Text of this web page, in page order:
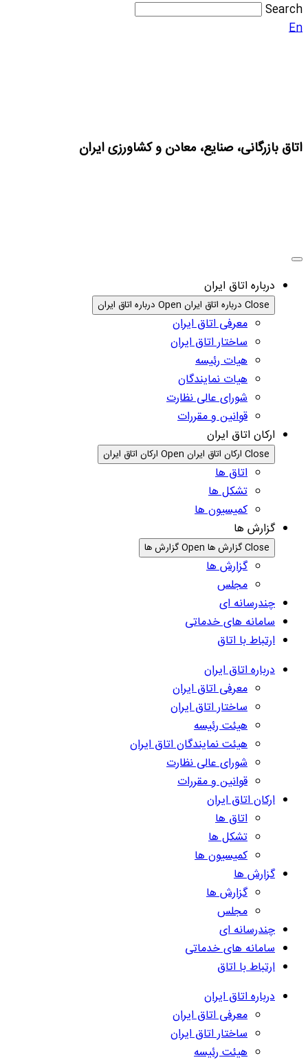
Search
En
اتاق بازرگانی، صنایع، معادن و کشاورزی ایران
درباره اتاق ایران
Close درباره اتاق ایران Open درباره اتاق ایران
معرفی اتاق ایران
ساختار اتاق ایران
هیات رئیسه
هیات نمایندگان
شورای عالی نظارت
قوانین و مقررات
ارکان اتاق ایران
Close ارکان اتاق ایران Open ارکان اتاق ایران
اتاق ها
تشکل ها
کمیسیون ها
گزارش ها
Close گزارش ها Open گزارش ها
گزارش ها
مجلس
چندرسانه ای
سامانه های خدماتی
ارتباط با اتاق
درباره اتاق ایران
معرفی اتاق ایران
ساختار اتاق ایران
هیئت رئیسه
هیئت نمایندگان اتاق ایران
شورای عالی نظارت
قوانین و مقررات
ارکان اتاق ایران
اتاق ها
تشکل ها
کمیسیون ها
گزارش ها
گزارش ها
مجلس
چندرسانه ای
سامانه های خدماتی
ارتباط با اتاق
درباره اتاق ایران
معرفی اتاق ایران
ساختار اتاق ایران
هیئت رئیسه